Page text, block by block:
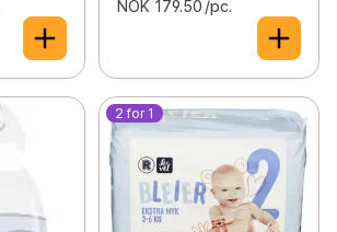
NOK 179.50 /pc.
2 for 1